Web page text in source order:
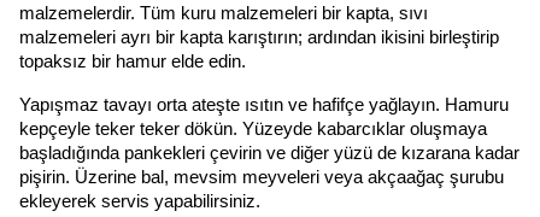
malzemelerdir. Tüm kuru malzemeleri bir kapta, sıvı
malzemeleri ayrı bir kapta karıştırın; ardından ikisini birleştirip
topaksız bir hamur elde edin.
Yapışmaz tavayı orta ateşte ısıtın ve hafifçe yağlayın. Hamuru
kepçeyle teker teker dökün. Yüzeyde kabarcıklar oluşmaya
başladığında pankekleri çevirin ve diğer yüzü de kızarana kadar
pişirin. Üzerine bal, mevsim meyveleri veya akçaağaç şurubu
ekleyerek servis yapabilirsiniz.